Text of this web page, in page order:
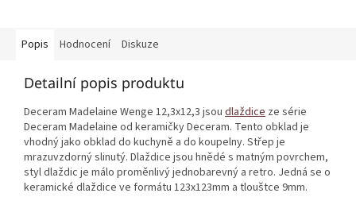
Popis Hodnocení Diskuze
Detailní popis produktu
Deceram Madelaine Wenge 12,3x12,3 jsou dlaždice ze série
Deceram Madelaine od keramičky Deceram. Tento obklad je
vhodný jako obklad do kuchyně a do koupelny. Střep je
mrazuvzdorný slinutý. Dlaždice jsou hnědé s matným povrchem,
styl dlaždic je málo proměnlivý jednobarevný a retro. Jedná se o
keramické dlaždice ve formátu 123x123mm a tlouštce 9mm.